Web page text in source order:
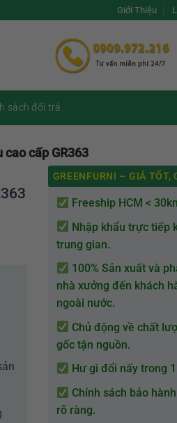
Giới Thiệu
sách đổi trả
cao cấp GR363
GREENFURNI – GIÁ TỐT,
Freeship HCM <
Nhập khẩu trực tiếp
trung gian.
100% Sản xuất và
nhà xưởng đến khách
ngoài nước.
Chủ động về chất
gốc tận nguồn.
Hư gì đổi nấy trong
Chính sách bảo
rõ ràng.